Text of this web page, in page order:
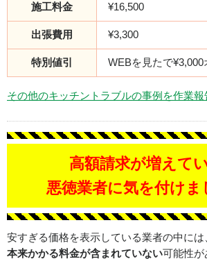
施工料金 ¥16,500
出張費用 ¥3,300
特別値引 WEBを見たで¥3,000
その他のキッチントラブルの事例を作業報
高額請求が増えて
悪徳業者に気を付けま
安すぎる価格を表示している業者の中には
本来かかる料金が含まれていない可能性が